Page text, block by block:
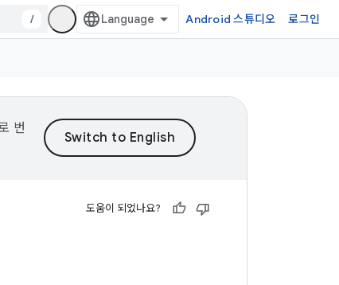
/ Android 스튜디오 로그인
번
도움이 되었나요?